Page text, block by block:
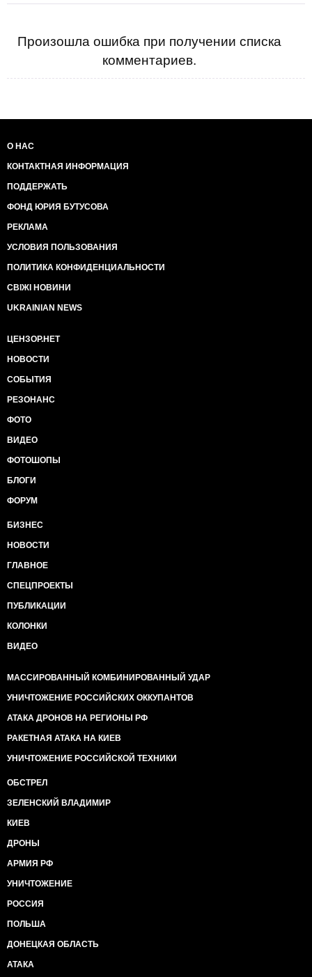
Произошла ошибка при получении списка
комментариев.
О НАС
КОНТАКТНАЯ ИНФОРМАЦИЯ
ПОДДЕРЖАТЬ
ФОНД ЮРИЯ БУТУСОВА
РЕКЛАМА
УСЛОВИЯ ПОЛЬЗОВАНИЯ
ПОЛИТИКА КОНФИДЕНЦИАЛЬНОСТИ
СВІЖІ НОВИНИ
UKRAINIAN NEWS
ЦЕНЗОР.НЕТ
НОВОСТИ
СОБЫТИЯ
РЕЗОНАНС
ФОТО
ВИДЕО
ФОТОШОПЫ
БЛОГИ
ФОРУМ
БИЗНЕС
НОВОСТИ
ГЛАВНОЕ
СПЕЦПРОЕКТЫ
ПУБЛИКАЦИИ
КОЛОНКИ
ВИДЕО
МАССИРОВАННЫЙ КОМБИНИРОВАННЫЙ УДАР
УНИЧТОЖЕНИЕ РОССИЙСКИХ ОККУПАНТОВ
АТАКА ДРОНОВ НА РЕГИОНЫ РФ
РАКЕТНАЯ АТАКА НА КИЕВ
УНИЧТОЖЕНИЕ РОССИЙСКОЙ ТЕХНИКИ
ОБСТРЕЛ
ЗЕЛЕНСКИЙ ВЛАДИМИР
КИЕВ
ДРОНЫ
АРМИЯ РФ
УНИЧТОЖЕНИЕ
РОССИЯ
ПОЛЬША
ДОНЕЦКАЯ ОБЛАСТЬ
АТАКА